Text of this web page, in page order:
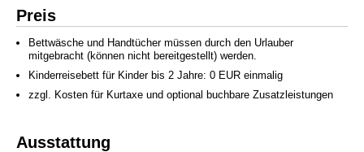
Preis
Bettwäsche und Handtücher müssen durch den Urlauber
mitgebracht (können nicht bereitgestellt) werden.
Kinderreisebett für Kinder bis 2 Jahre: 0 EUR einmalig
zzgl. Kosten für Kurtaxe und optional buchbare Zusatzleistungen
Ausstattung